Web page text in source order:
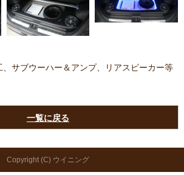
サブウーハー＆アンプ、リアスピーカー等
一覧に戻る
Copyright (C) ウイニング